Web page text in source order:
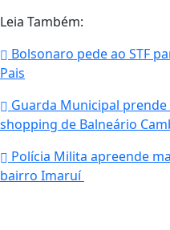
Leia Também:
Bolsonaro pede ao STF
Pais
Guarda Municipal
shopping de Balneário
Polícia Milita apreende
bairro Imaruí